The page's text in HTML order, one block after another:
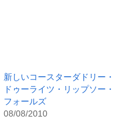
新しいコースターダドリー・
ドゥーライツ・リップソー・
フォールズ
08/08/2010